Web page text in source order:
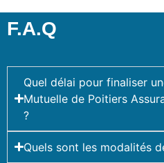
F.A.Q
Quel délai pour finaliser
Mutuelle de Poitiers
?
Quels sont les modalités